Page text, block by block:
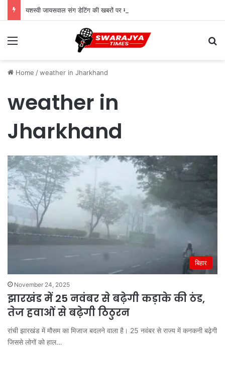
Menu
Home /weather in Jharkhand
weather in
Jharkhand
बिहार
November 24, 2025
झारखंड में 25 नवंबर से बढ़ेगी कड़ाके की ठंड,
तेज हवाओं से बढ़ेगी ठिठुरन
रांची झारखंड में मौसम का मिजाज बदलने वाला है। 25 नवंबर से राज्य में कनकनी बढ़ेगी
जिससे लोगों को हाल…